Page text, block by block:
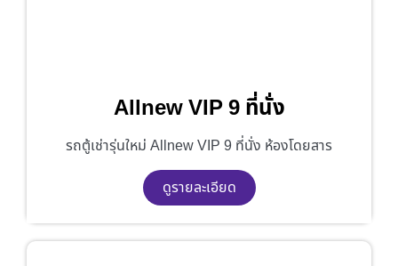
Allnew VIP 9 ที่นั่ง
รถตู้เช่ารุ่นใหม่ Allnew VIP 9 ที่นั่ง ห้องโดยสาร
ดูรายละเอียด